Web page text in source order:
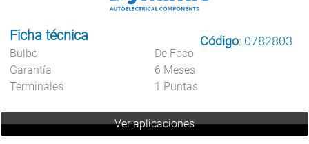
Código: 0782803
Ficha técnica
Bulbo
De Foco
Garantía
6 Meses
Terminales
1 Puntas
Ver aplicaciones